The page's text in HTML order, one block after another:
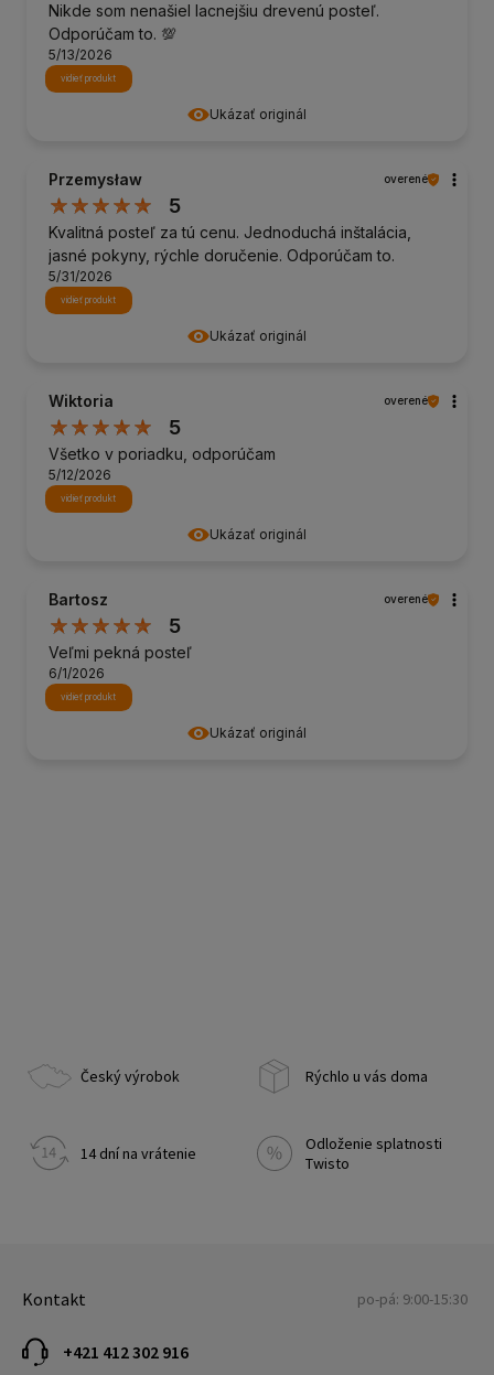
Ukázať originál
Nikde som nenašiel lacnejšiu drevenú posteľ.
Odporúčam to. 💯
5/13/2026
vidieť produkt
Ukázať originál
Przemysław overené
5
Kvalitná posteľ za tú cenu. Jednoduchá inštalácia,
jasné pokyny, rýchle doručenie. Odporúčam to.
5/31/2026
vidieť produkt
Ukázať originál
Wiktoria overené
5
Všetko v poriadku, odporúčam
5/12/2026
vidieť produkt
Ukázať originál
Bartosz overené
5
Veľmi pekná posteľ
6/1/2026
vidieť produkt
Český výrobok Rýchlo u vás doma
14 dní na vrátenie
Odloženie splatnosti
Twisto
Kontakt po-pá: 9:00-15:30
+421 412 302 916